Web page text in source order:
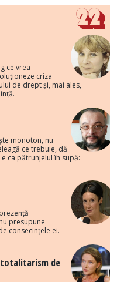
ce vrea
criza
de drept și, mai ales,
monoton, nu
ce trebuie, dă
ca pătrunjelul în supă:
presupune
consecințele ei.
totalitarism de